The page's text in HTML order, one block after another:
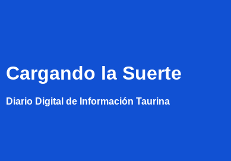
Cargando la Suerte
Diario Digital de Información Taurina